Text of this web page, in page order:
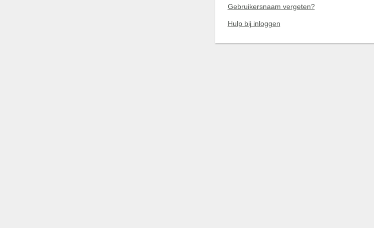
Gebruikersnaam vergeten?
Hulp bij inloggen